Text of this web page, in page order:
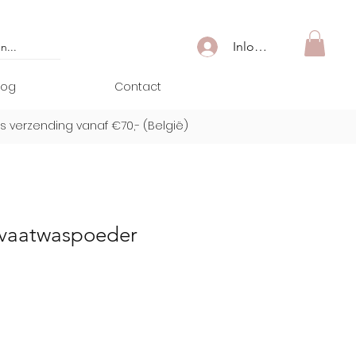
Inloggen
Contact
verzending vanaf €70,- (België)